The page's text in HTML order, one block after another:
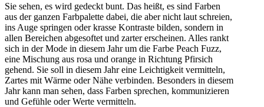
Sie sehen, es wird gedeckt bunt. Das heißt, es sind Farben
aus der ganzen Farbpalette dabei, die aber nicht laut schreien,
ins Auge springen oder krasse Kontraste bilden, sondern in
allen Bereichen abgesoftet und zarter erscheinen. Alles rankt
sich in der Mode in diesem Jahr um die Farbe Peach Fuzz,
eine Mischung aus rosa und orange in Richtung Pfirsich
gehend. Sie soll in diesem Jahr eine Leichtigkeit vermitteln,
Zartes mit Wärme oder Nähe verbinden. Besonders in diesem
Jahr kann man sehen, dass Farben sprechen, kommunizieren
und Gefühle oder Werte vermitteln.